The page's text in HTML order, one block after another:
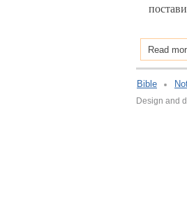
Read
Bible
Design and